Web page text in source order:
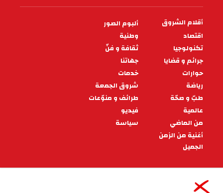
PIED
DE
PAGE
أقلام الشروق
ألبوم الصور
اقتصاد
وطنية
تكنولوجيا
ثقافة و فنّ
جرائم و قضايا
جهاتنا
حوارات
خدمات
رياضة
شروق الجمعة
طبّ و صحّة
طرائف و منوّعات
عالمية
فيديو
من الماضي
سياسة
أغنية من الزمن
الجميل